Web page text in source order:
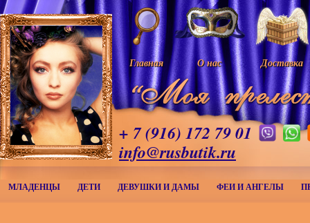
Главная О нас Доставка
+ 7 (916) 172 79 01
info@rusbutik.ru
МЛАДЕНЦЫ ДЕТИ ДЕВУШКИ И ДАМЫ ФЕИ И АНГЕЛЫ